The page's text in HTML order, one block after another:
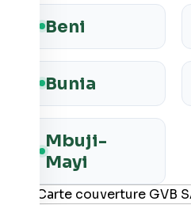
Beni
Bunia
Mbuji-
Mayi